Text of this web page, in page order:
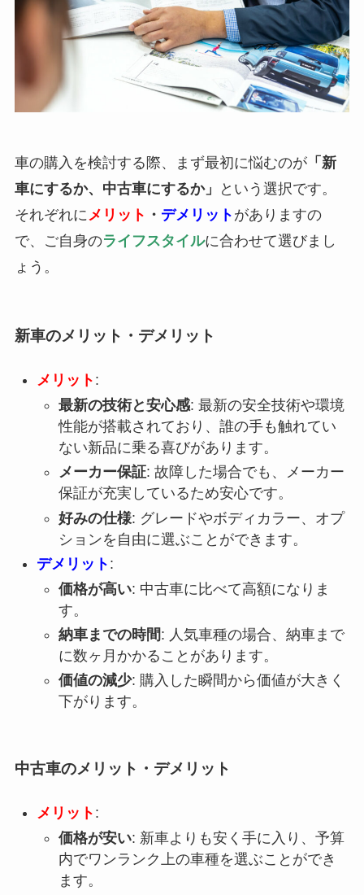
車の購入を検討する際、まず最初に悩むのが「新
車にするか、中古車にするか」
という選択です。
それぞれに メリット ・ デメリット がありますの
で、ご自身のライフスタイルに合わせて選びまし
ょう。
新車のメリット・デメリット
メリット :
最新の技術と安心感: 最新の安全技術や環境
性能が搭載されており、誰の手も触れてい
ない新品に乗る喜びがあります。
メーカー保証: 故障した場合でも、メーカー
保証が充実しているため安心です。
好みの仕様: グレードやボディカラー、オプ
ションを自由に選ぶことができます。
デメリット :
価格が高い: 中古車に比べて高額になりま
す。
納車までの時間: 人気車種の場合、納車まで
に数ヶ月かかることがあります。
価値の減少: 購入した瞬間から価値が大きく
下がります。
中古車のメリット・デメリット
メリット :
価格が安い: 新車よりも安く手に入り、予算
内でワンランク上の車種を選ぶことができ
ます。